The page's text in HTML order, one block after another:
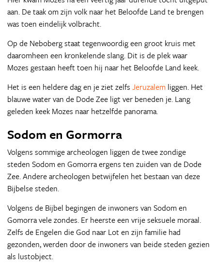
aan. De taak om zijn volk naar het Beloofde Land te brengen
was toen eindelijk volbracht.
Op de Neboberg staat tegenwoordig een groot kruis met
daaromheen een kronkelende slang. Dit is de plek waar
Mozes gestaan heeft toen hij naar het Beloofde Land keek.
Het is een heldere dag en je ziet zelfs Jeruzalem liggen. Het
blauwe water van de Dode Zee ligt ver beneden je. Lang
geleden keek Mozes naar hetzelfde panorama.
Sodom en Gormorra
Volgens sommige archeologen liggen de twee zondige
steden Sodom en Gomorra ergens ten zuiden van de Dode
Zee. Andere archeologen betwijfelen het bestaan van deze
Bijbelse steden.
Volgens de Bijbel begingen de inwoners van Sodom en
Gomorra vele zondes. Er heerste een vrije seksuele moraal.
Zelfs de Engelen die God naar Lot en zijn familie had
gezonden, werden door de inwoners van beide steden gezien
als lustobject.